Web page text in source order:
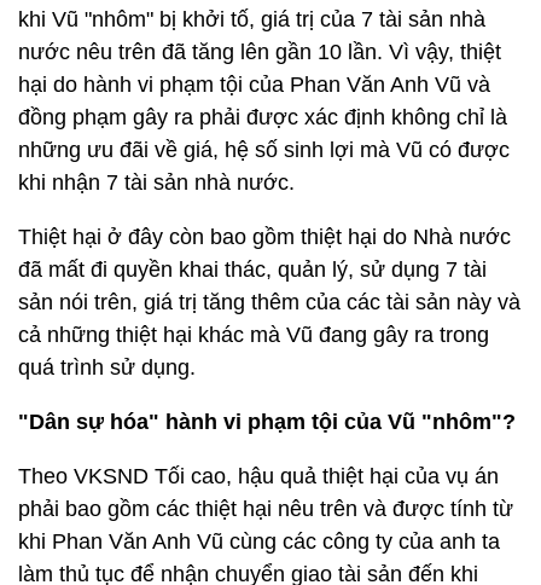
khi Vũ "nhôm" bị khởi tố, giá trị của 7 tài sản nhà
nước nêu trên đã tăng lên gần 10 lần. Vì vậy, thiệt
hại do hành vi phạm tội của Phan Văn Anh Vũ và
đồng phạm gây ra phải được xác định không chỉ là
những ưu đãi về giá, hệ số sinh lợi mà Vũ có được
khi nhận 7 tài sản nhà nước.
Thiệt hại ở đây còn bao gồm thiệt hại do Nhà nước
đã mất đi quyền khai thác, quản lý, sử dụng 7 tài
sản nói trên, giá trị tăng thêm của các tài sản này và
cả những thiệt hại khác mà Vũ đang gây ra trong
quá trình sử dụng.
"Dân sự hóa" hành vi phạm tội của Vũ "nhôm"?
Theo VKSND Tối cao, hậu quả thiệt hại của vụ án
phải bao gồm các thiệt hại nêu trên và được tính từ
khi Phan Văn Anh Vũ cùng các công ty của anh ta
làm thủ tục để nhận chuyển giao tài sản đến khi